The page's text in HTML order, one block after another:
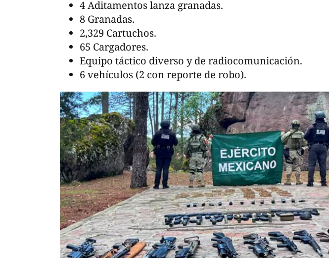
4 Aditamentos lanza granadas.
8 Granadas.
2,329 Cartuchos.
65 Cargadores.
Equipo táctico diverso y de radiocomunicación.
6 vehículos (2 con reporte de robo).